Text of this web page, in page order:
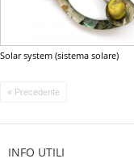
Solar system (sistema solare)
« Precedente
INFO UTILI